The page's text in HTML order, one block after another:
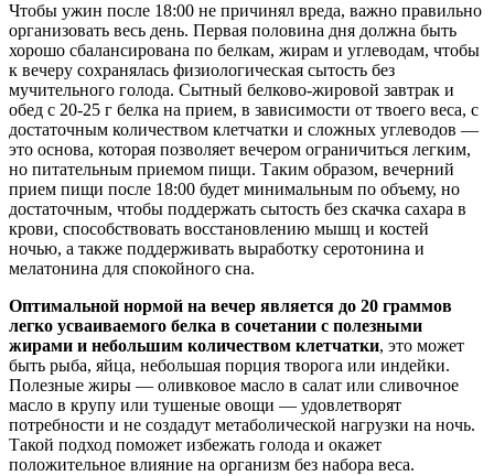
Чтобы ужин после 18:00 не причинял вреда, важно правильно
организовать весь день. Первая половина дня должна быть
хорошо сбалансирована по белкам, жирам и углеводам, чтобы
к вечеру сохранялась физиологическая сытость без
мучительного голода. Сытный белково-жировой завтрак и
обед с 20-25 г белка на прием, в зависимости от твоего веса, с
достаточным количеством клетчатки и сложных углеводов —
это основа, которая позволяет вечером ограничиться легким,
но питательным приемом пищи. Таким образом, вечерний
прием пищи после 18:00 будет минимальным по объему, но
достаточным, чтобы поддержать сытость без скачка сахара в
крови, способствовать восстановлению мышц и костей
ночью, а также поддерживать выработку серотонина и
мелатонина для спокойного сна.
Оптимальной нормой на вечер является до 20 граммов
легко усваиваемого белка в сочетании с полезными
жирами и небольшим количеством клетчатки, это может
быть рыба, яйца, небольшая порция творога или индейки.
Полезные жиры — оливковое масло в салат или сливочное
масло в крупу или тушеные овощи — удовлетворят
потребности и не создадут метаболической нагрузки на ночь.
Такой подход поможет избежать голода и окажет
положительное влияние на организм без набора веса.